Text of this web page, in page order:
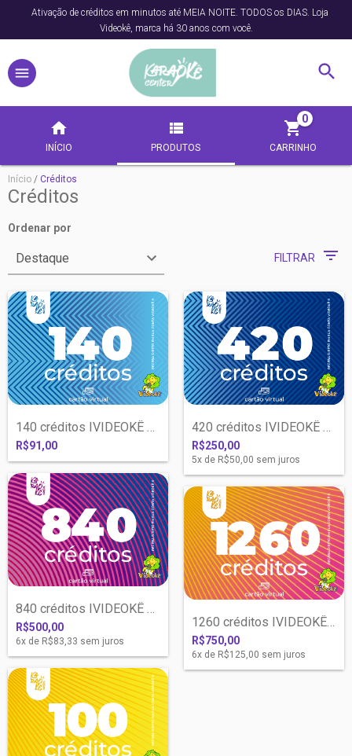
Ativação de créditos em minutos até MEIA NOITE. TODOS os DIAS. Loja
Videokê, marca há 30 anos com você.
INÍCIO PRODUTOS CARRINHO
0
Início / Créditos
Créditos
Ordenar por
FILTRAR
140 créditos IVIDEOKÊ com liberação IMED...
R$91,00
420 créditos IVIDEOKÊ com liberação IMED...
R$250,00
5x de R$50,00 sem juros
840 créditos IVIDEOKÊ com liberação IMED...
R$500,00
6x de R$83,33 sem juros
1260 créditos IVIDEOKÊ com liberação IME...
R$750,00
6x de R$125,00 sem juros